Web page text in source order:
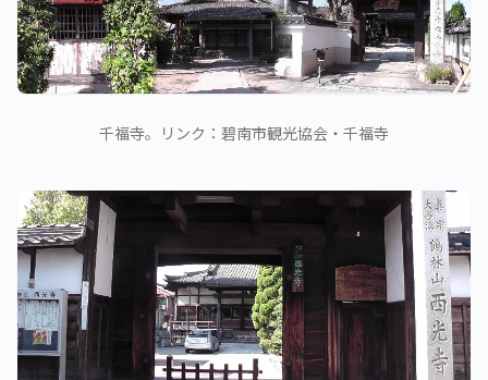
千福寺。リンク：碧南市観光協会・千福寺